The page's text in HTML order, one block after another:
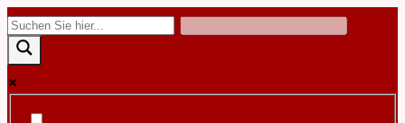
Zum
Inhalt
springen